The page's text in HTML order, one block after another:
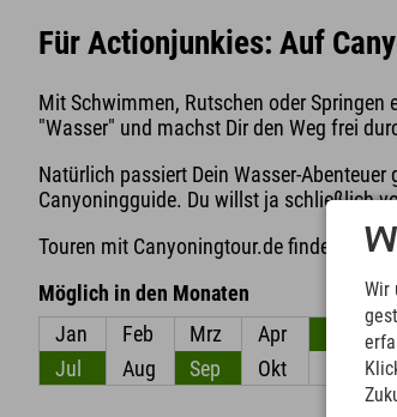
Für Actionjunkies: Auf
Mit Schwimmen, Rutschen oder
"Wasser" und machst Dir den Weg frei
Natürlich passiert Dein Wasser-
Canyoningguide. Du willst ja schließlich
Touren mit Canyoningtour.de finden
Möglich in den Monaten
Jan
Feb Mrz Apr
Jul
Aug Sep Okt
Wir